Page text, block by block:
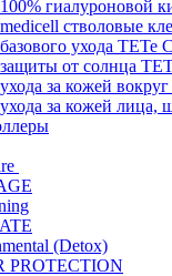
гиалуроновой
стволовые
ухода TETe
от солнца
за кожей вокруг
за кожей лица,
(Detox)
PROTECTION